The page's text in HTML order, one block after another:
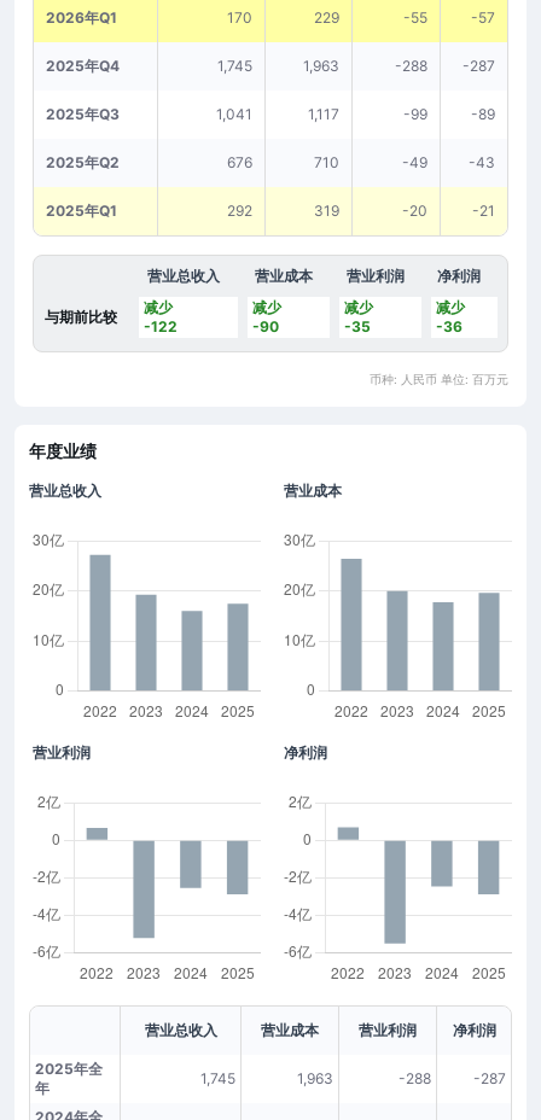
2026年Q1 170 229 -55 -57
2025年Q4 1,745 1,963 -288 -287
2025年Q3 1,041 1,117 -99 -89
2025年Q2 676 710 -49 -43
2025年Q1 292 319 -20 -21
营业总收入 营业成本 营业利润 净利润
与期前比较
减少
-122
减少
-90
减少
-35
减少
-36
币种: 人民币 单位: 百万元
年度业绩
营业总收入 营业成本
营业利润 净利润
营业总收入 营业成本 营业利润 净利润
2025年全
年
1,745 1,963 -288 -287